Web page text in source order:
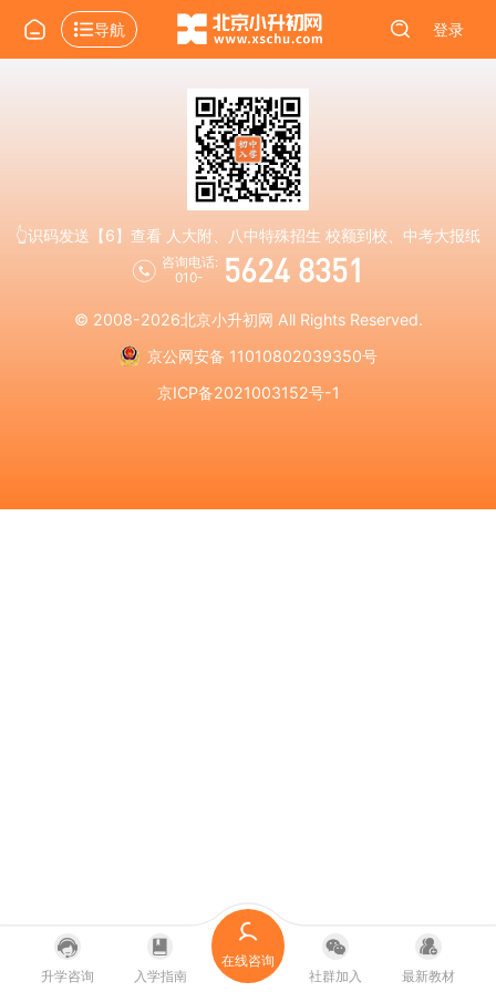
导航 登录
👆识码发送【6】查看 人大附、八中特殊招生 校额到校、中考大报纸
咨询电话:
010-
5624 8351
© 2008-2026北京小升初网 All Rights Reserved.
京公网安备 11010802039350号
京ICP备2021003152号-1
升学咨询 入学指南
在线咨询
社群加入
最新教材